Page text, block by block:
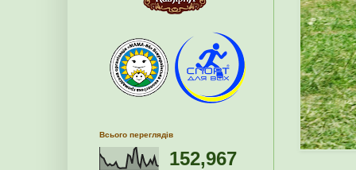
Всього переглядів
152,967